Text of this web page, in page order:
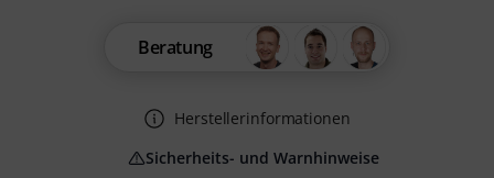
Beratung
Herstellerinformationen
Sicherheits- und Warnhinweise